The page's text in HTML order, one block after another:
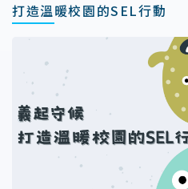
打造溫暖校園的SEL行動